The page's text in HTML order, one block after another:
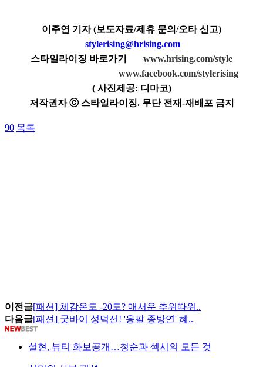
이주연 기자 (보도자료/제휴 문의/오타 신고)
stylerising@hrising.com
스타일라이징 바로가기
www.hrising.com/style
www.facebook.com/stylerising
( 사진제공: 디마코)
저작권자 ⓒ 스타일라이징. 무단 전재-재배포 금지
90 목록
이전글[패션] 체감온도 -20도? 매서운 추위따위..
다음글[패션] 굿바이 성덕선! '응팔 종방연' 혜..
설현, 뷰티 화보공개…청순과 섹시의 모든 것